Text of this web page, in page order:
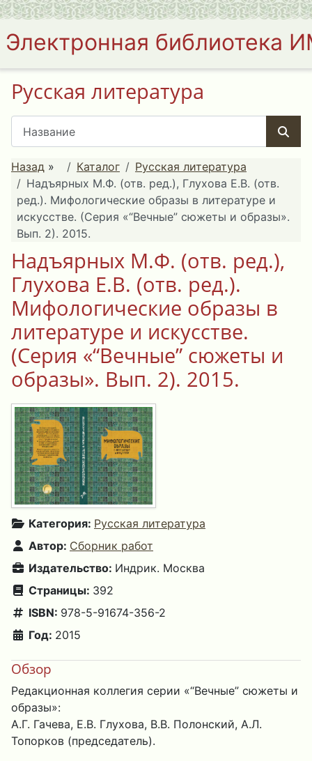
Электронная библиотека
Русская литература
Назад » Каталог
Русская литература
Надъярных М.Ф. (отв. ред.), Глухова Е.В. (отв.
ред.). Мифологические образы в литературе и
искусстве. (Серия «“Вечные” сюжеты и образы».
Вып. 2). 2015.
Надъярных М.Ф. (отв. ред.),
Глухова Е.В. (отв. ред.).
Мифологические образы в
литературе и искусстве.
(Серия «“Вечные” сюжеты и
образы». Вып. 2). 2015.
Категория: Русская литература
Автор: Сборник работ
Издательство: Индрик. Москва
Страницы: 392
ISBN: 978-5-91674-356-2
Год: 2015
Обзор
Редакционная коллегия серии «“Вечные” сюжеты и
образы»:
А.Г. Гачева, Е.В. Глухова, В.В. Полонский, А.Л.
Топорков (председатель).